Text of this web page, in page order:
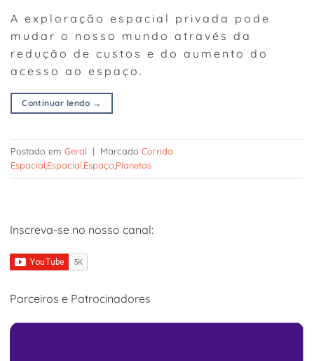
A exploração espacial privada pode
mudar o nosso mundo através da
redução de custos e do aumento do
acesso ao espaço.
Continuar lendo →
Postado em Geral | Marcado Corrida
Espacial Espacial Espaço Planetas
Inscreva-se no nosso canal:
Parceiros e Patrocinadores